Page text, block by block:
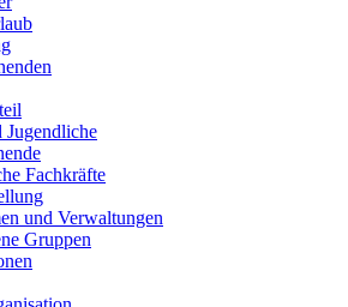
Fachkräfte
und Verwaltungen
Gruppen